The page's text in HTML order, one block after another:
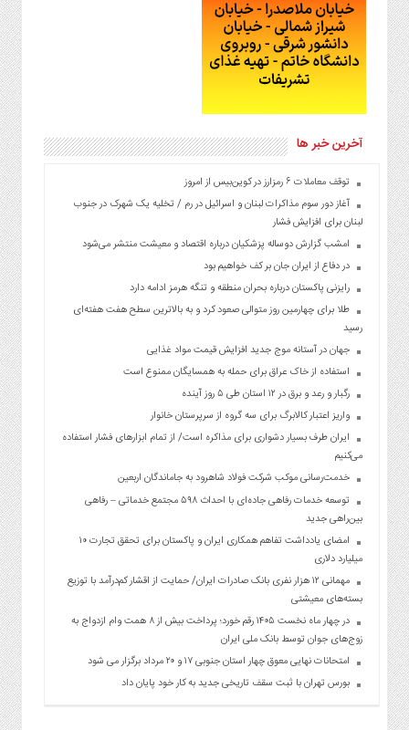
آخرین خبر ها
توقف معاملات ۶ رمزارز در کوین‌بیس از امروز
آغاز دور سوم مذاکرات لبنان و اسرائیل در رم / تخلیه یک شهرک در جنوب
لبنان برای افزایش فشار
امشب گزارش دوساله پزشکیان درباره اقتصاد و معیشت منتشر می‌شود
در دفاع از ایران جان بر کف خواهیم بود
رایزنی پاکستان درباره بحران منطقه و تنگه هرمز ادامه دارد
طلا برای چهارمین روز متوالی صعود کرد و به بالاترین سطح هفت هفته‌ای
رسید
جهان در آستانه موج جدید افزایش قیمت مواد غذایی
استفاده از خاک عراق برای حمله به همسایگان ممنوع است
رگبار و رعد و برق در ۱۲ استان طی ۵ روز آینده
واریز اعتبار کالابرگ برای سه گروه از سرپرستان خانوار
ایران طرف بسیار دشواری برای مذاکره است/ از تمام ابزارهای فشار استفاده
می‌کنیم
خدمت‌رسانی موکب شرکت فولاد شاهرود به جاماندگان اربعین
توسعه خدمات رفاهی جاده‌ای با احداث ۵۹۸ مجتمع خدماتی – رفاهی
بین‌راهی جدید
امضای یادداشت تفاهم همکاری ایران و پاکستان برای تحقق تجارت ۱۰
میلیارد دلاری
مهمانی ۱۲ هزار نفری بانک صادرات ایران/ حمایت از اقشار کم‌درآمد با توزیع
بسته‌های معیشتی
در چهار ماه نخست ۱۴۰۵ رقم خورد؛ پرداخت بیش از ۸ همت وام ازدواج به
زوج‌های جوان توسط بانک ملی ایران
امتحانات نهایی معوق چهار استان جنوبی ۱۷ و ۲۰ مرداد برگزار می شود
بورس تهران با ثبت سقف تاریخی جدید به کار خود پایان داد